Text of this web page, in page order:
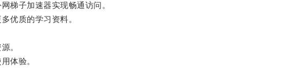
梯子加速器实现畅通访问。
优质的学习资料。
。
体验。